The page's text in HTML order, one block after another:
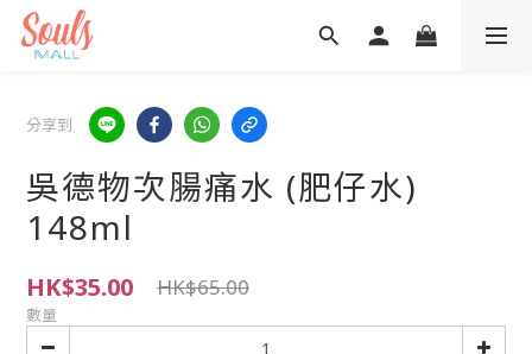
分享到
吳德物次腸痛水 (肥仔水)
148ml
HK$35.00 HK$65.00
數量